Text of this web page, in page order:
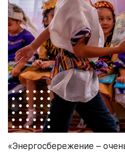
«Энергосбережение –